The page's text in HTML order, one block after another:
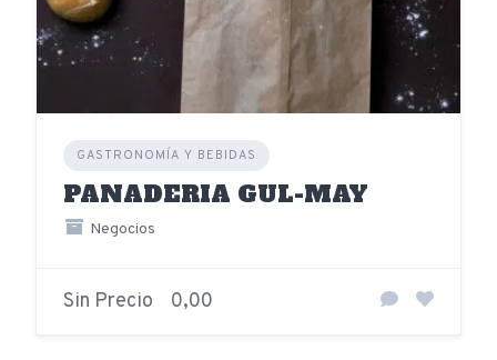
GASTRONOMÍA Y BEBIDAS
PANADERIA GUL-MAY
Negocios
Sin Precio 0,00